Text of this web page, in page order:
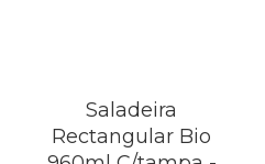
Saladeira
Rectangular Bio